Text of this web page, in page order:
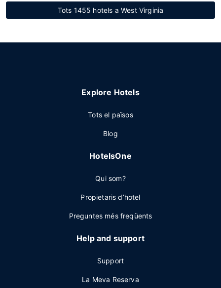
Tots 1455 hotels a West Virginia
Explore Hotels
Tots el països
Blog
HotelsOne
Qui som?
Propietaris d’hotel
Preguntes més freqüents
Help and support
Support
La Meva Reserva